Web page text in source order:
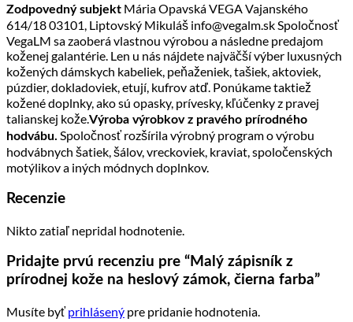
Zodpovedný subjekt Mária Opavská VEGA Vajanského
614/18 03101, Liptovský Mikuláš info@vegalm.sk Spoločnosť
VegaLM sa zaoberá vlastnou výrobou a následne predajom
koženej galantérie. Len u nás nájdete najväčší výber luxusných
kožených dámskych kabeliek, peňaženiek, tašiek, aktoviek,
púzdier, dokladoviek, etují, kufrov atď. Ponúkame taktiež
kožené doplnky, ako sú opasky, prívesky, kľúčenky z pravej
talianskej kože.Výroba výrobkov z pravého prírodného
hodvábu. Spoločnosť rozšírila výrobný program o výrobu
hodvábnych šatiek, šálov, vreckoviek, kraviat, spoločenských
motýlikov a iných módnych doplnkov.
Recenzie
Nikto zatiaľ nepridal hodnotenie.
Pridajte prvú recenziu pre “Malý zápisník z
prírodnej kože na heslový zámok, čierna farba”
Musíte byťprihlásený pre pridanie hodnotenia.